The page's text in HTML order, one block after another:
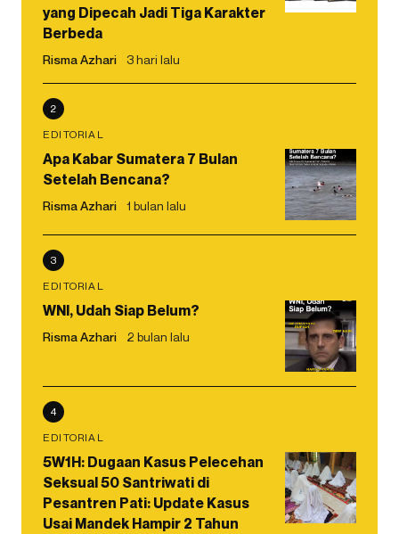
yang Dipecah Jadi Tiga Karakter
Berbeda
Risma Azhari 3 hari lalu
2
EDITORIAL
Apa Kabar Sumatera 7 Bulan
Setelah Bencana?
Risma Azhari 1 bulan lalu
3
EDITORIAL
WNI, Udah Siap Belum?
Risma Azhari 2 bulan lalu
4
EDITORIAL
5W1H: Dugaan Kasus Pelecehan
Seksual 50 Santriwati di
Pesantren Pati: Update Kasus
Usai Mandek Hampir 2 Tahun